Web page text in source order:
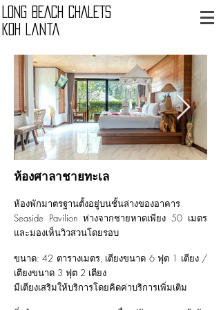
LONG BEACH CHALETS
Koh Lanta
ห้องศาลาชายทะเล
ห้องพักมาตรฐานตั้งอยู่บนชั้นล่างของอาคาร
Seaside Pavilion ห่างจากชายหาดเพียง 50 เมตร
และมองเห็นวิวสวนโดยรอบ
ขนาด: 42 ตารางเมตร, เตียงขนาด 6 ฟุต 1 เตียง /
เตียงขนาด 3 ฟุต 2 เตียง
มีเตียงเสริมให้บริการโดยคิดค่าบริการเพิ่มเติม